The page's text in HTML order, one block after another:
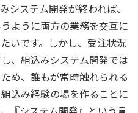
システム開発が終われば、
ように両方の業務を交互に
いです。しかし、受注状況
、組込みシステム開発では
め、誰もが常時触れられる
込み経験の場を作ることに